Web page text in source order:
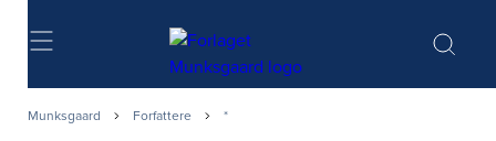
Søg
Munksgaard Forfattere *